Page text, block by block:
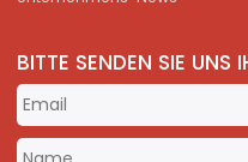
BITTE SENDEN SIE UNS